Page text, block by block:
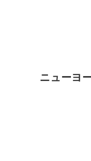
ニューヨ